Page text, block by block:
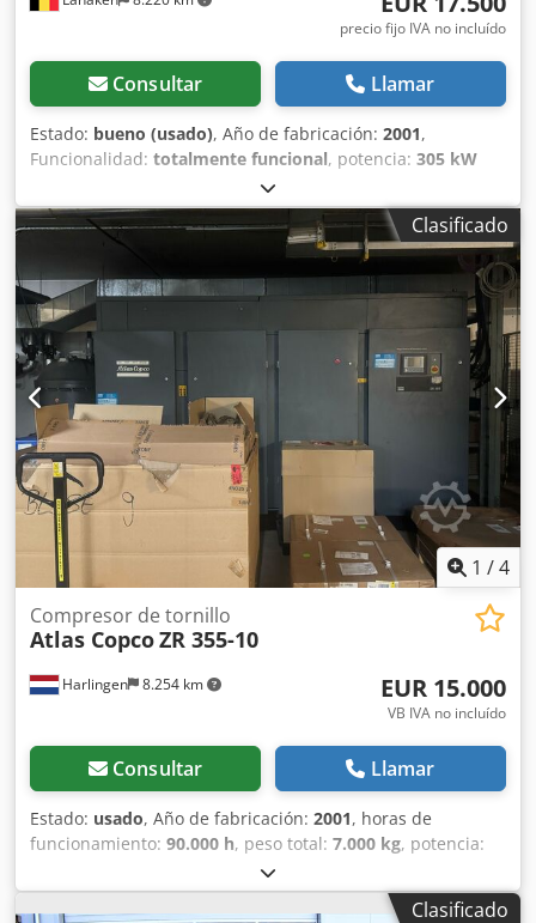
precio fijo IVA no incluído
Consultar Llamar
Estado: bueno (usado), Año de fabricación: 2001,
Funcionalidad: totalmente funcional, potencia: 305 kW
, Descripción Compresor de tornillo rotativo con
secador de tambor ZR315VSD Características Capacidad
8,60 bar Potencia 305 kW Tensión 500 V Dcedpfx Aevyq
Tpomuek Horas de funcionamiento en la última revisión:
46383
Clasificado
1 /4
Harlingen 8.254 km
Compresor de tornillo
Atlas CopcoZR 355-10
EUR 15.000
VB IVA no incluído
Consultar Llamar
Estado: usado, Año de fabricación: 2001, horas de
funcionamiento: 90.000 h, peso total: 7.000 kg, potencia:
, presión de funcionamiento:
presión (máx.):10 bar, tipo de refrigeración:agua,
Compresor sin aceite en buen funcionamiento, también
Clasificado